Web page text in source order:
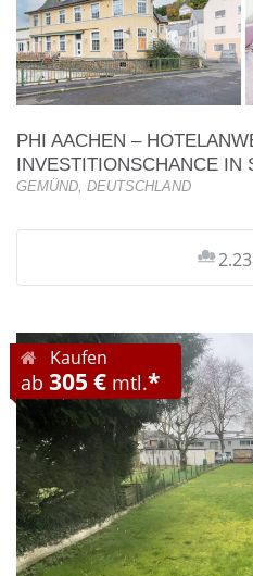
PHI AACHEN –
INVESTITIONSCHANCE IN
GEMÜND, DEUTSCHLAND
Kaufen
ab 305 € mtl.*